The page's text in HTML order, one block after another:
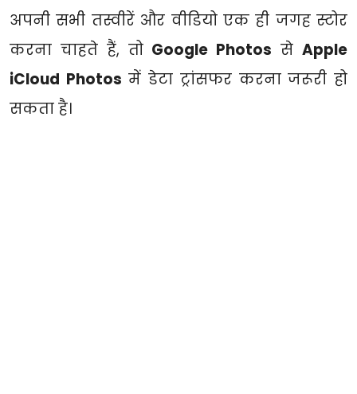
अपनी सभी तस्वीरें और वीडियो एक ही जगह स्टोर
करना चाहते हैं, तो Google Photos सेApple
iCloud Photos में डेटा ट्रांसफर करना जरूरी हो
सकता है।